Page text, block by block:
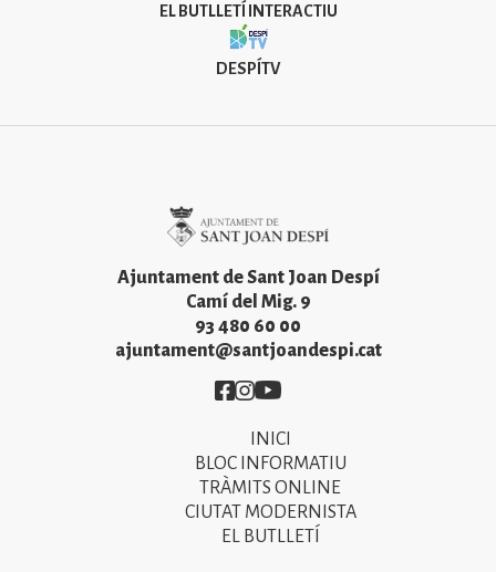
EL BUTLLETÍ INTERACTIU
DESPÍTV
Ajuntament de Sant Joan Despí
Camí del Mig. 9
93 480 60 00
ajuntament@santjoandespi.cat
Imatge
Imatge
Imatge
INICI
BLOC INFORMATIU
TRÀMITS ONLINE
CIUTAT MODERNISTA
EL BUTLLETÍ